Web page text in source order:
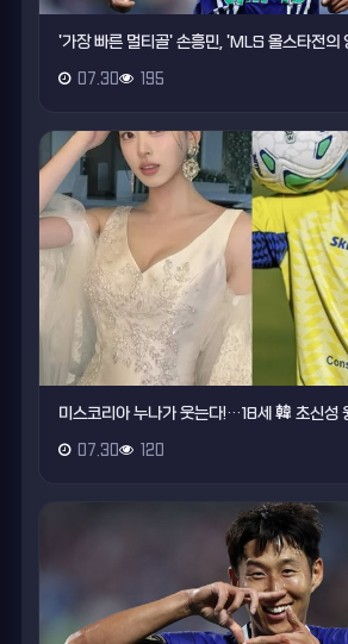
'가장 빠른 멀티골' 손흥민, 'MLS 올스타전의
07.30 195
미스코리아 누나가 웃는다!…18세 韓 초신성
07.30 120